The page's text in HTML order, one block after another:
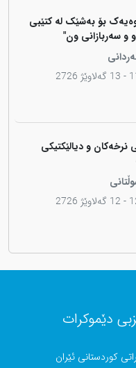
بۆ بەشێک لە کتێبی
و سەربازانی ون"
نرخەکان و دیالێکتیکی
دێموکرات
کوردستانی ئێران